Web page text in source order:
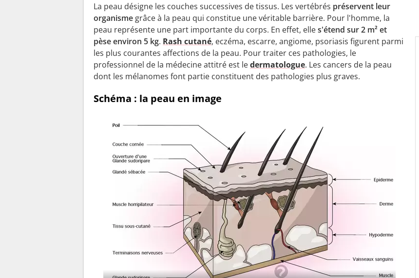
La peau désigne les couches successives de tissus. Les vertébrés préservent leur
organisme grâce à la peau qui constitue une véritable barrière. Pour l'homme, la
peau représente une part importante du corps. En effet, elles'étend sur 2 m² et
pèse environ 5 kg. Rash cutané, eczéma, escarre, angiome, psoriasis figurent parmi
les plus courantes affections de la peau. Pour traiter ces pathologies, le
professionnel de la médecine attitré est ledermatologue. Les cancers de la peau
dont les mélanomes font partie constituent des pathologies plus graves.
Schéma : la peau en image